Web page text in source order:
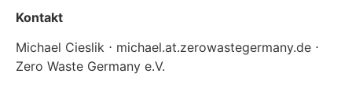
Kontakt
Michael Cieslik ⋅ michael.at.zerowastegermany.de ⋅
Zero Waste Germany e.V.